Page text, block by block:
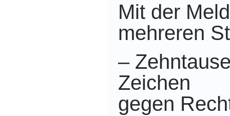
Mit der
mehreren
–
Zeichen
gegen